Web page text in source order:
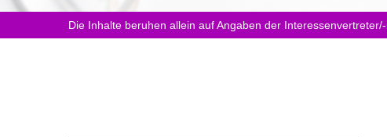
hier:Die Inhalte beruhen allein auf Angaben der